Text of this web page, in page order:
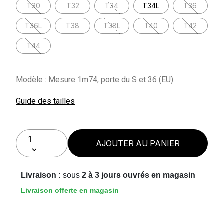
T30 T32 T34 T34L T36
T36L T38 T38L T40 T42
T44
Modèle : Mesure 1m74, porte du S et 36 (EU)
Guide des tailles
AJOUTER AU PANIER
Livraison : sous 2 à 3 jours ouvrés en magasin
Livraison offerte en magasin